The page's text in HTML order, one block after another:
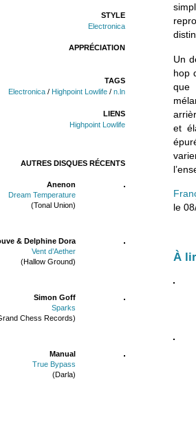
STYLE
Electronica
APPRÉCIATION
TAGS
Electronica / Highpoint Lowlife / n.ln
LIENS
Highpoint Lowlife
AUTRES DISQUES RÉCENTS
Anenon
Dream Temperature
(Tonal Union)
& Delphine Dora
Vent d’Aether
(Hallow Ground)
Simon Goff
Sparks
Chess Records)
Manual
True Bypass
(Darla)
Un
hop
que
et
le
À